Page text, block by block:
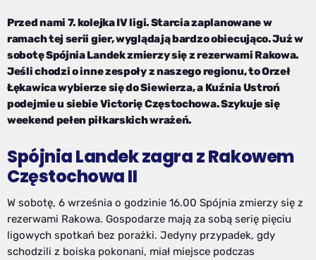
Przed nami 7. kolejka IV ligi. Starcia zaplanowane w
ramach tej serii gier, wyglądają bardzo obiecująco. Już w
sobotę Spójnia Landek zmierzy się z rezerwami Rakowa.
Jeśli chodzi o inne zespoły z naszego regionu, to Orzeł
Łękawica wybierze się do Siewierza, a Kuźnia Ustroń
podejmie u siebie Victorię Częstochowa. Szykuje się
weekend pełen piłkarskich wrażeń.
Spójnia Landek zagra z Rakowem
Częstochowa II
W sobotę, 6 września o godzinie 16.00 Spójnia zmierzy się z
rezerwami Rakowa. Gospodarze mają za sobą serię pięciu
ligowych spotkań bez porażki. Jedyny przypadek, gdy
schodzili z boiska pokonani, miał miejsce podczas